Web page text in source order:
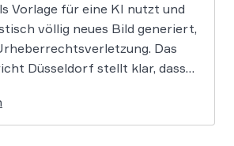
Vorlage für eine KI nutzt und
völlig neues Bild generiert,
Das
Düsseldorf stellt klar, dass
zulässig ist, solange
kreativen Merkmale des